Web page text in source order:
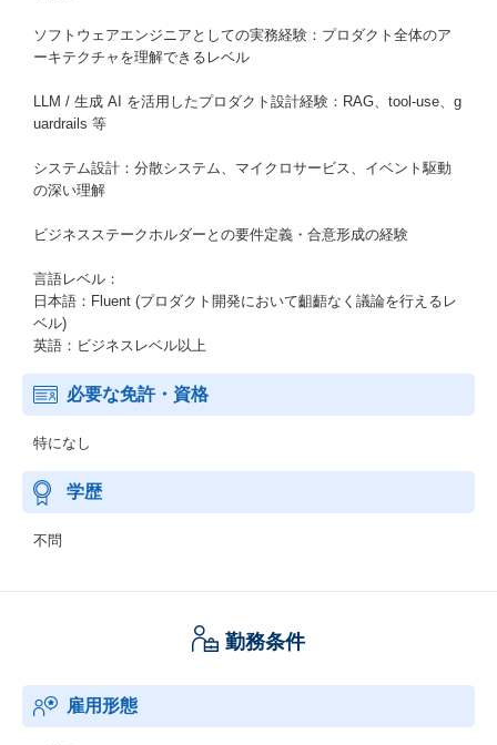
ソフトウェアエンジニアとしての実務経験：プロダクト全体のア
ーキテクチャを理解できるレベル
LLM / 生成 AI を活用したプロダクト設計経験：RAG、tool-use、g
uardrails 等
システム設計：分散システム、マイクロサービス、イベント駆動
の深い理解
ビジネスステークホルダーとの要件定義・合意形成の経験
言語レベル：
日本語：Fluent (プロダクト開発において齟齬なく議論を行えるレ
ベル)
英語：ビジネスレベル以上
必要な免許・資格
特になし
学歴
不問
勤務条件
雇用形態